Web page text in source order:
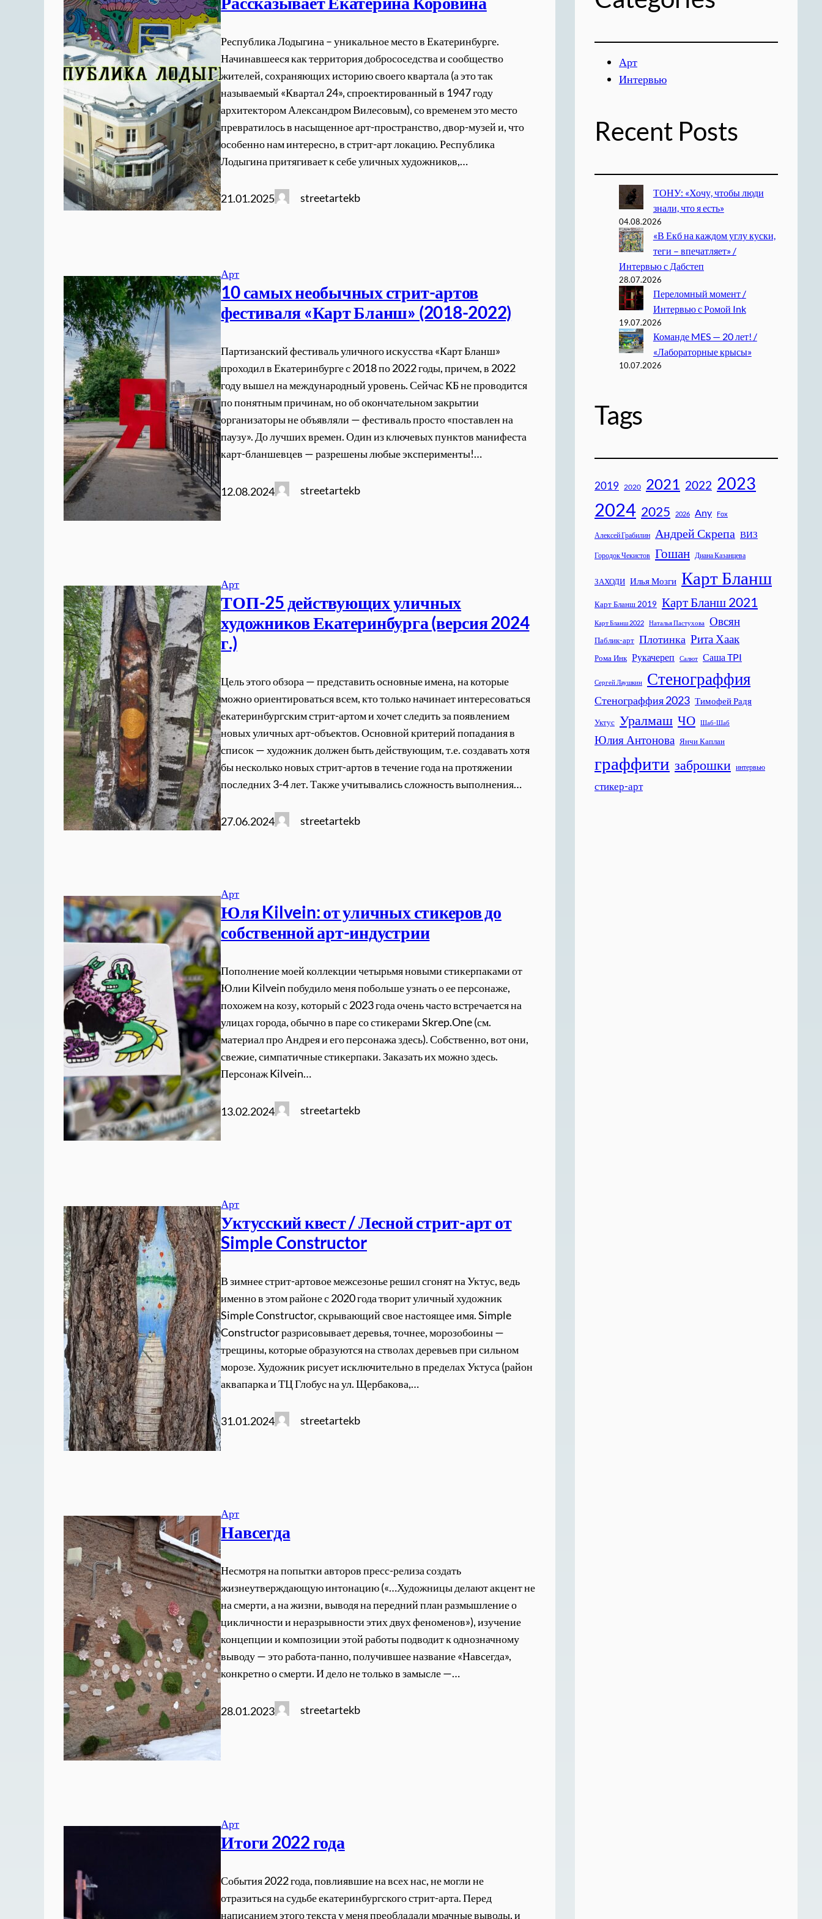
Республика Лодыгина – уникальное место в Екатеринбурге.
Начинавшееся как территория добрососедства и сообщество
жителей, сохраняющих историю своего квартала (а это так
называемый «Квартал 24», спроектированный в 1947 году
архитектором Александром Вилесовым), со временем это место
превратилось в насыщенное арт-пространство, двор-музей и, что
особенно нам интересно, в стрит-арт локацию. Республика
Лодыгина притягивает к себе уличных художников,…
21.01.2025 streetartekb
Арт
10 самых необычных стрит-артов
фестиваля «Карт Бланш» (2018-2022)
Партизанский фестиваль уличного искусства «Карт Бланш»
проходил в Екатеринбурге с 2018 по 2022 годы, причем, в 2022
году вышел на международный уровень. Сейчас КБ не проводится
по понятным причинам, но об окончательном закрытии
организаторы не объявляли — фестиваль просто «поставлен на
паузу». До лучших времен. Один из ключевых пунктов манифеста
карт-бланшевцев — разрешены любые эксперименты!…
12.08.2024 streetartekb
Арт
ТОП-25 действующих уличных
художников Екатеринбурга (версия 2024
г.)
Цель этого обзора — представить основные имена, на которые
можно ориентироваться всем, кто только начинает интересоваться
екатеринбургским стрит-артом и хочет следить за появлением
новых уличных арт-объектов. Основной критерий попадания в
список — художник должен быть действующим, т.е. создавать хотя
бы несколько новых стрит-артов в течение года на протяжении
последних 3-4 лет. Также учитывались сложность выполнения…
27.06.2024 streetartekb
Арт
Юля Kilvein: от уличных стикеров до
собственной арт-индустрии
Пополнение моей коллекции четырьмя новыми стикерпаками от
Юлии Kilvein побудило меня побольше узнать о ее персонаже,
похожем на козу, который с 2023 года очень часто встречается на
улицах города, обычно в паре со стикерами Skrep.One (см.
материал про Андрея и его персонажа здесь). Собственно, вот они,
свежие, симпатичные стикерпаки. Заказать их можно здесь.
Персонаж Kilvein…
13.02.2024 streetartekb
Арт
Уктусский квест / Лесной стрит-арт от
Simple Constructor
В зимнее стрит-артовое межсезонье решил сгонят на Уктус, ведь
именно в этом районе с 2020 года творит уличный художник
Simple Constructor, скрывающий свое настоящее имя. Simple
Constructor разрисовывает деревья, точнее, морозобоины —
трещины, которые образуются на стволах деревьев при сильном
морозе. Художник рисует исключительно в пределах Уктуса (район
аквапарка и ТЦ Глобус на ул. Щербакова,…
31.01.2024 streetartekb
Арт
Навсегда
Несмотря на попытки авторов пресс-релиза создать
жизнеутверждающую интонацию («…Художницы делают акцент не
на смерти, а на жизни, выводя на передний план размышление о
цикличности и неразрывности этих двух феноменов»), изучение
концепции и композиции этой работы подводит к однозначному
выводу — это работа-панно, получившее название «Навсегда»,
конкретно о смерти. И дело не только в замысле —…
28.01.2023 streetartekb
Арт
Итоги 2022 года
События 2022 года, повлиявшие на всех нас, не могли не
отразиться на судьбе екатеринбургского стрит-арта. Перед
написанием этого текста у меня преобладали мрачные выводы, и
Арт
Интервью
Recent Posts
ТОНУ: «Хочу, чтобы люди
знали, что я есть»
04.08.2026
«В Екб на каждом углу куски,
теги – впечатляет» /
Интервью с Дабстеп
28.07.2026
Переломный момент /
Интервью с Ромой Ink
19.07.2026
Команде MES — 20 лет! /
«Лабораторные крысы»
10.07.2026
Tags
2019 2020 2021 2022 2023
2024 2025 2026 Any Fox
Алексей Грабилин Андрей Скрепа ВИЗ
Городок Чекистов Гошан Диана Казанцева
ЗАХОДИ Илья Мозги Карт Бланш
Карт Бланш 2019 Карт Бланш 2021
Карт Бланш 2022 Наталья Пастухова Овсян
Паблик-арт Плотинка Рита Хаак
Рома Инк Рукачереп Салют Саша TPI
Сергей Лаушкин Стенограффия
Стенограффия 2023 Тимофей Радя
Уктус Уралмаш ЧО Шаб-Шаб
Юлия Антонова Янчи Каплан
граффити заброшки интервью
стикер-арт